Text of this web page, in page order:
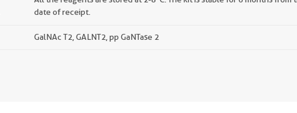
date of receipt.
GalNAc T2, GALNT2, pp GaNTase 2